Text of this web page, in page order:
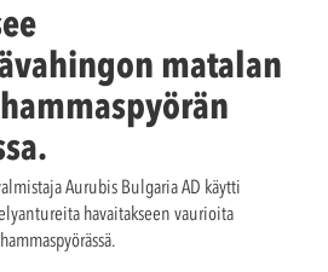
matalan
Aurubis Bulgaria AD käytti
havaitakseen vaurioita